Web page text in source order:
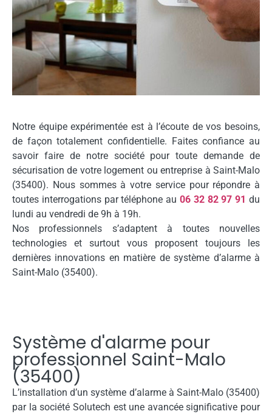
Notre équipe expérimentée est à l’écoute de vos besoins,
de façon totalement confidentielle. Faites confiance au
savoir faire de notre société pour toute demande de
sécurisation de votre logement ou entreprise à Saint-Malo
(35400). Nous sommes à votre service pour répondre à
toutes interrogations par téléphone au 06 32 82 97 91 du
lundi au vendredi de 9h à 19h.
Nos professionnels s’adaptent à toutes nouvelles
technologies et surtout vous proposent toujours les
dernières innovations en matière de système d’alarme à
Saint-Malo (35400).
Système d'alarme pour
professionnel Saint-Malo
(35400)
L’installation d’un système d’alarme à Saint-Malo (35400)
par la société Solutech est une avancée significative pour